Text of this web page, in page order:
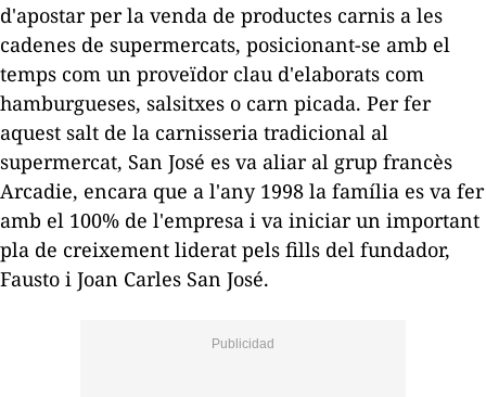
d'apostar per la venda de productes carnis a les
cadenes de supermercats, posicionant-se amb el
temps com un proveïdor clau d'elaborats com
hamburgueses, salsitxes o carn picada. Per fer
aquest salt de la carnisseria tradicional al
supermercat, San José es va aliar al grup francès
Arcadie, encara que a l'any 1998 la família es va fer
amb el 100% de l'empresa i va iniciar un important
pla de creixement liderat pels fills del fundador,
Fausto i Joan Carles San José.